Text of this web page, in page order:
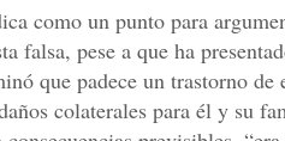
como un punto para
falsa, pese a que ha
que padece un trastorno de
colaterales para él y su